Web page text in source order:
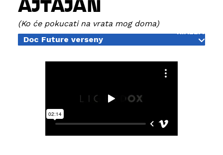
AJTAJÁN
Ko će pokucati na vrata mog doma
Doc Future verseny